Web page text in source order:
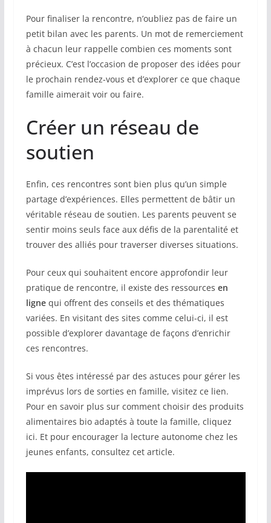
Pour finaliser la rencontre, n’oubliez pas de faire un
petit bilan avec les parents. Un mot de remerciement
à chacun leur rappelle combien ces moments sont
précieux. C’est l’occasion de proposer des idées pour
le prochain rendez-vous et d’explorer ce que chaque
famille aimerait voir ou faire.
Créer un réseau de
soutien
Enfin, ces rencontres sont bien plus qu’un simple
partage d’expériences. Elles permettent de bâtir un
véritable réseau de soutien. Les parents peuvent se
sentir moins seuls face aux défis de la parentalité et
trouver des alliés pour traverser diverses situations.
Pour ceux qui souhaitent encore approfondir leur
pratique de rencontre, il existe des ressources en
lignequi offrent des conseils et des thématiques
variées. En visitant des sites comme celui-ci, il est
possible d’explorer davantage de façons d’enrichir
ces rencontres.
Si vous êtes intéressé par des astuces pour gérer les
imprévus lors de sorties en famille, visitez ce lien.
Pour en savoir plus sur comment choisir des produits
alimentaires bio adaptés à toute la famille, cliquez
ici. Et pour encourager la lecture autonome chez les
jeunes enfants, consultez cet article.